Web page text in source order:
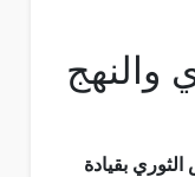
والنهج
بقيادة